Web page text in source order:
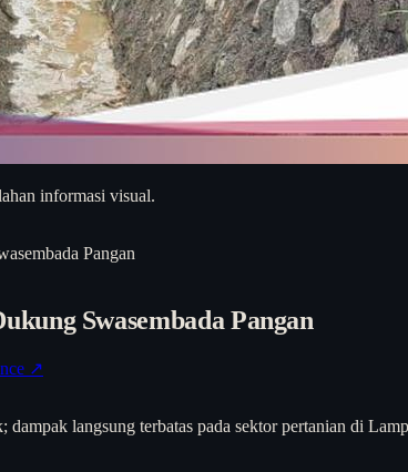
informasi visual.
Pangan
Swasembada Pangan
↗
langsung terbatas pada sektor pertanian di